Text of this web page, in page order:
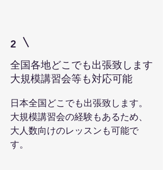
2
全国各地どこでも出張致します
大規模講習会等も対応可能
日本全国どこでも出張致します。
大規模講習会の経験もあるため、
大人数向けのレッスンも可能で
す。